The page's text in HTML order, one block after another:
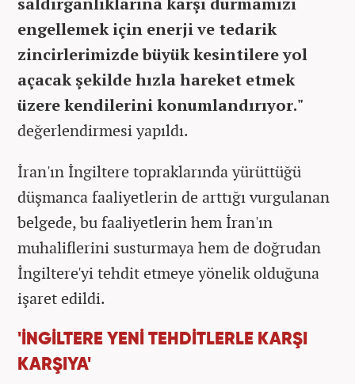
engellemek için enerji ve tedarik
zincirlerimizde büyük kesintilere yol
açacak şekilde hızla hareket etmek
üzere kendilerini konumlandırıyor."
değerlendirmesi yapıldı.
İran'ın İngiltere topraklarında yürüttüğü
düşmanca faaliyetlerin de arttığı vurgulanan
belgede, bu faaliyetlerin hem İran'ın
muhaliflerini susturmaya hem de doğrudan
İngiltere'yi tehdit etmeye yönelik olduğuna
işaret edildi.
'İNGİLTERE YENİ TEHDİTLERLE KARŞI
KARŞIYA'